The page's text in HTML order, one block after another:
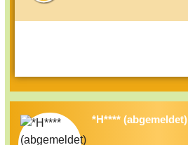
*H**** (abgemeldet)